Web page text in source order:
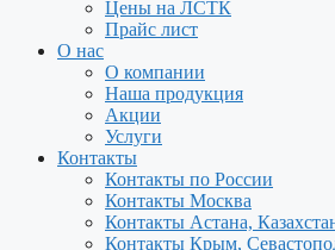
Цены на ЛСТК
Прайс лист
О нас
О компании
Наша продукция
Акции
Услуги
Контакты
Контакты по России
Контакты Москва
Контакты Астана,
Контакты Крым,